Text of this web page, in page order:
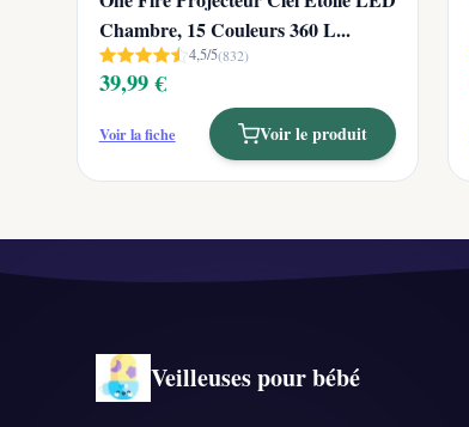
Chambre, 15 Couleurs 360 L...
4,5/5(832)
39,99 €
Voir la fiche Voir le produit
Veilleuses pour bébé